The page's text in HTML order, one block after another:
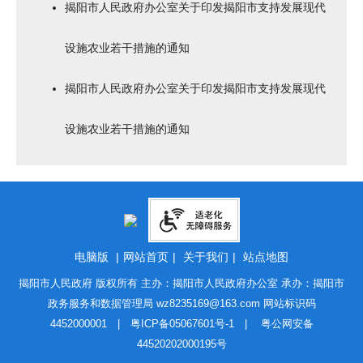
揭阳市人民政府办公室关于印发揭阳市支持发展现代
设施农业若干措施的通知
揭阳市人民政府办公室关于印发揭阳市支持发展现代
设施农业若干措施的通知
电脑版 | 网站首页 | 关于我们 | 站点地图
揭阳市人民政府 版权所有 主办：揭阳市人民政府办公室 承办：揭阳市
政务服务和数据管理局 wz8235169@163.com 网站标识码
4452000001 | 粤ICP备05067601号-1| 粤公网安备
44520202000195号